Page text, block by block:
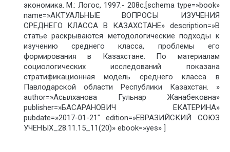
экономика. М.: Логос, 1997.- 208с.[schema type=»book»
name=»АКТУАЛЬНЫЕ ВОПРОСЫ ИЗУЧЕНИЯ
СРЕДНЕГО КЛАССА В КАЗАХСТАНЕ» description=»В
статье раскрываются методологические подходы к
изучению среднего класса, проблемы его
формирования в Казахстане. По материалам
социологических исследований показана
стратификационная модель среднего класса в
Павлодарской области Республики Казахстан. »
author=»Асылханова Гульнар Жанабековна»
publisher=»БАСАРАНОВИЧ ЕКАТЕРИНА»
pubdate=»2017-01-21″ edition=»ЕВРАЗИЙСКИЙ СОЮЗ
УЧЕНЫХ_28.11.15_11(20)» ebook=»yes» ]